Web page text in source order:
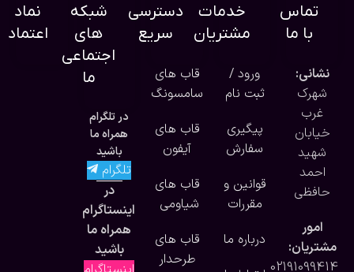
تماس
با ما
نشانی:
شهرک
غرب
خیابان
شهید
احمد
حافظی
امور
مشتریان:
02191099414
خدمات
مشتریان
ورود /
ثبت نام
پیگیری
سفارش
قوانین و
مقررات
درباره ما
دسترسی
سریع
قاب های
سامسونگ
قاب های
آیفون
قاب های
شیاومی
قاب های
طرحدار
شبکه
های
اجتماعی
ما
در تلگرام
همراه ما
باشید
تلگرام
در
اینستاگرام
همراه ما
باشید
نماد
اعتماد